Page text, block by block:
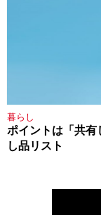
暮らし
ポイントは「共有
し品リスト